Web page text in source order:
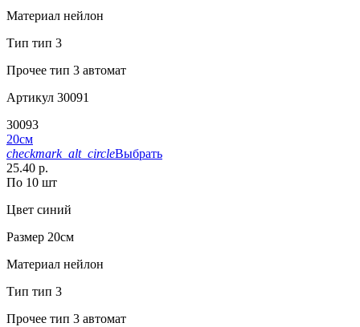
Материал нейлон
Тип тип 3
Прочее тип 3 автомат
Артикул 30091
30093
20см
checkmark_alt_circleВыбрать
25.40 р.
По 10 шт
Цвет синий
Размер 20см
Материал нейлон
Тип тип 3
Прочее тип 3 автомат